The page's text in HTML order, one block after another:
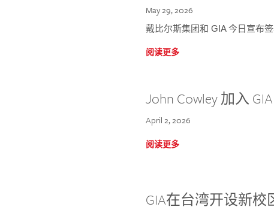
May 29, 2026
戴比尔斯集团和 GIA 今日宣布
阅读更多
John Cowley 加入
April 2, 2026
阅读更多
GIA在台湾开设新校